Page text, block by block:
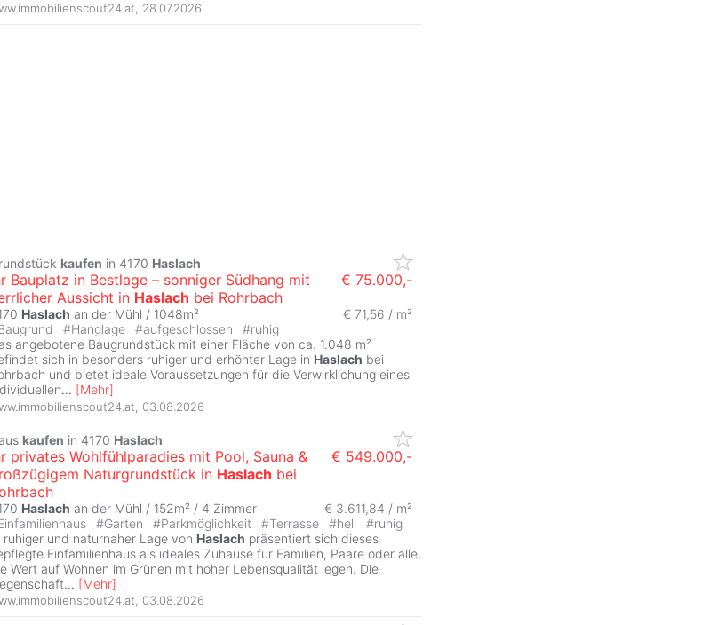
28.07.2026
kaufen in 4170 Haslach
Bauplatz in Bestlage – sonniger Südhang mit
Aussicht in Haslach bei Rohrbach
€ 75.000,-
Haslach an der Mühl / 1048m²
€ 71,56 / m²
#Hanglage #aufgeschlossen #ruhig
angebotene Baugrundstück mit einer Fläche von ca. 1.048 m²
sich in besonders ruhiger und erhöhter Lage in Haslach bei
und bietet ideale Voraussetzungen für die Verwirklichung eines
... [Mehr]
03.08.2026
kaufen in 4170 Haslach
privates Wohlfühlparadies mit Pool, Sauna &
Naturgrundstück in Haslach bei
€ 549.000,-
Haslach an der Mühl / 152m² / 4 Zimmer
€ 3.611,84 / m²
#Garten #Parkmöglichkeit #Terrasse #hell #ruhig
ruhiger und naturnaher Lage von Haslach präsentiert sich dieses
Einfamilienhaus als ideales Zuhause für Familien, Paare oder alle,
Wert auf Wohnen im Grünen mit hoher Lebensqualität legen. Die
... [Mehr]
, 03.08.2026